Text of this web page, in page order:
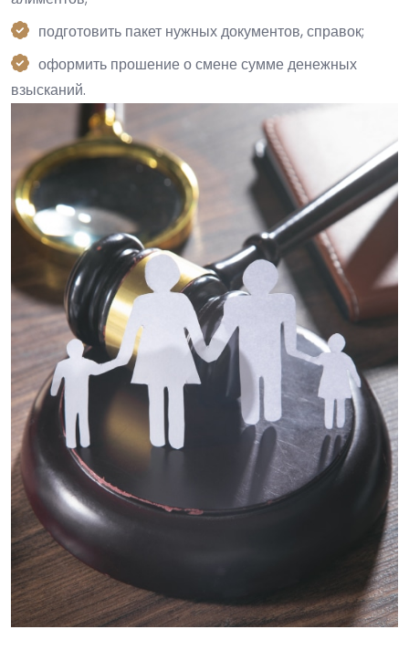
подготовить пакет нужных документов, справок;
оформить прошение о смене сумме денежных
взысканий.